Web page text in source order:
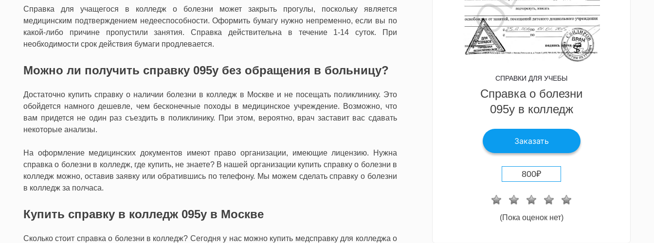
СПРАВКИ ДЛЯ УЧЕБЫ
Справка о болезни
095у в колледж
Заказать
800₽
(Пока оценок нет)
Справка для учащегося в колледж о болезни может закрыть прогулы, поскольку является
медицинским подтверждением недееспособности. Оформить бумагу нужно непременно, если вы по
какой-либо причине пропустили занятия. Справка действительна в течение 1-14 суток. При
необходимости срок действия бумаги продлевается.
Можно ли получить справку 095у без обращения в больницу?
Достаточно купить справку о наличии болезни в колледж в Москве и не посещать поликлинику. Это
обойдется намного дешевле, чем бесконечные походы в медицинское учреждение. Возможно, что
вам придется не один раз съездить в поликлинику. При этом, вероятно, врач заставит вас сдавать
некоторые анализы.
На оформление медицинских документов имеют право организации, имеющие лицензию. Нужна
справка о болезни в колледж, где купить, не знаете? В нашей организации купить справку о болезни в
колледж можно, оставив заявку или обратившись по телефону. Мы можем сделать справку о болезни
в колледж за полчаса.
Купить справку в колледж 095у в Москве
Сколько стоит справка о болезни в колледж? Сегодня у нас можно купить медсправку для колледжа о